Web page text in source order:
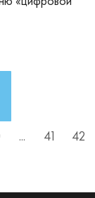
... 41 42